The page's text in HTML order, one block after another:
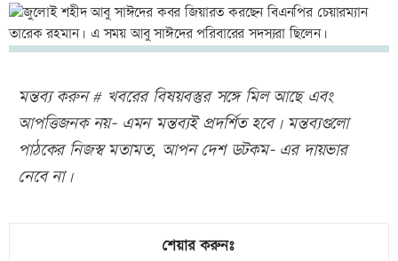
মন্তব্য করুন # খবরের বিষয়বস্তুর সঙ্গে মিল আছে এবং
আপত্তিজনক নয়- এমন মন্তব্যই প্রদর্শিত হবে। মন্তব্যগুলো
পাঠকের নিজস্ব মতামত, আপন দেশ ডটকম- এর দায়ভার
নেবে না।
শেয়ার করুনঃ